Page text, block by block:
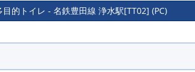
目的トイレ - 名鉄豊田線 浄水駅[TT02] (PC)